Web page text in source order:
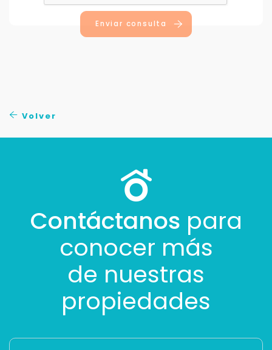
Enviar consulta
Volver
Contáctanos para
conocer más
de nuestras
propiedades